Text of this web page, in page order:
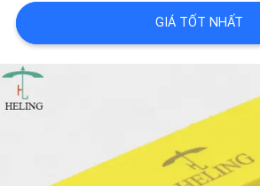
HỆ
CHÚNG
TÔI
GIÁ TỐT NHẤT